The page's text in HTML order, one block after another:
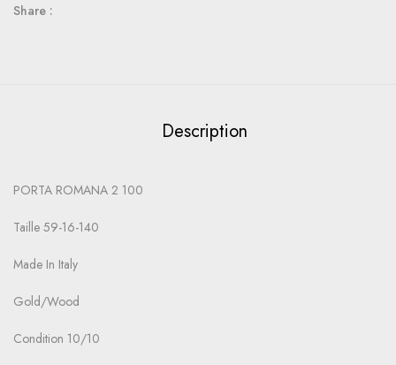
Share :
Description
PORTA ROMANA 2 100
Taille 59-16-140
Made In Italy
Gold/Wood
Condition 10/10